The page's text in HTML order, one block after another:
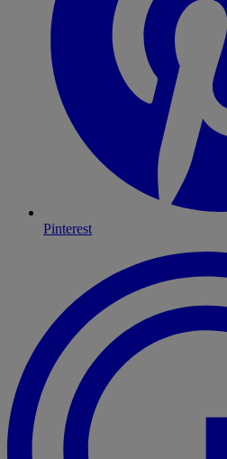
Pinterest